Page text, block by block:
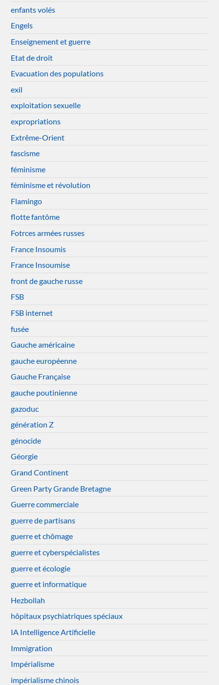
enfants volés
Engels
Enseignement et guerre
Etat de droit
Evacuation des populations
exil
exploitation sexuelle
expropriations
Extrême-Orient
fascisme
féminisme
féminisme et révolution
Flamingo
flotte fantôme
Fotrces armées russes
France Insoumis
France Insoumise
front de gauche russe
FSB
FSB internet
fusée
Gauche américaine
gauche européenne
Gauche Française
gauche poutinienne
gazoduc
génération Z
génocide
Géorgie
Grand Continent
Green Party Grande Bretagne
Guerre commerciale
guerre de partisans
guerre et chômage
guerre et cyberspécialistes
guerre et écologie
guerre et informatique
Hezbollah
hôpitaux psychiatriques spéciaux
IA Intelligence Artificielle
Immigration
Impérialisme
impérialisme chinois